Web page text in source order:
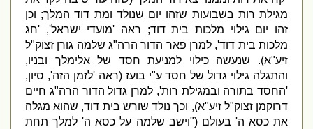
מגילת רות בשבועות שזהו יום שנולד ומת דוד המלך;וכן
זהו יום גילוי מלכות בית דוד;ראה'מועדי ישראל', 'חג
מלכות בית דוד',למרן פאר הדור הרה"ג שלמה גורן זצוק"ל
זיע"א).שנעשה כילוי למניעת חסד של אלימלך ובניו,
והתגלה גילוי גדול של חסד ע"י בועז(ראה'לזמן הזה',סיון,
החסד בתורה ובמגילת רות',למרן גדול הדור הרה"ג חיים
דרוקמן זצוק"ל זיע"א),וכך נולד שורש בית דוד,שהוא מגלה
את כסא ה 'בעולם(" וישב שלמה על כסא ה 'למלך תחת